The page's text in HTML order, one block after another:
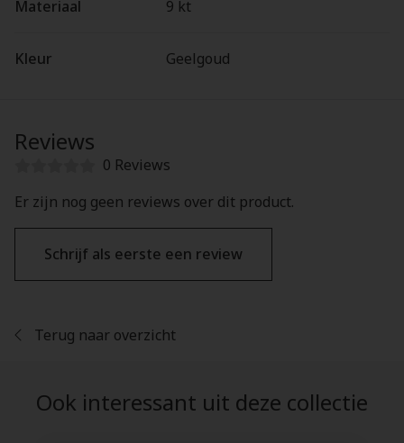
Materiaal 9 kt
Kleur Geelgoud
Reviews
0 Reviews
Er zijn nog geen reviews over dit product.
Schrijf als eerste een review
Terug naar overzicht
Ook interessant uit deze collectie